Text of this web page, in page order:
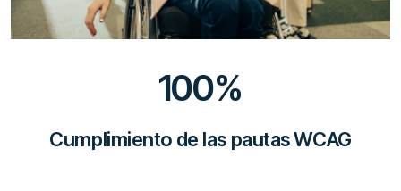
100%
Cumplimiento de las pautas WCAG